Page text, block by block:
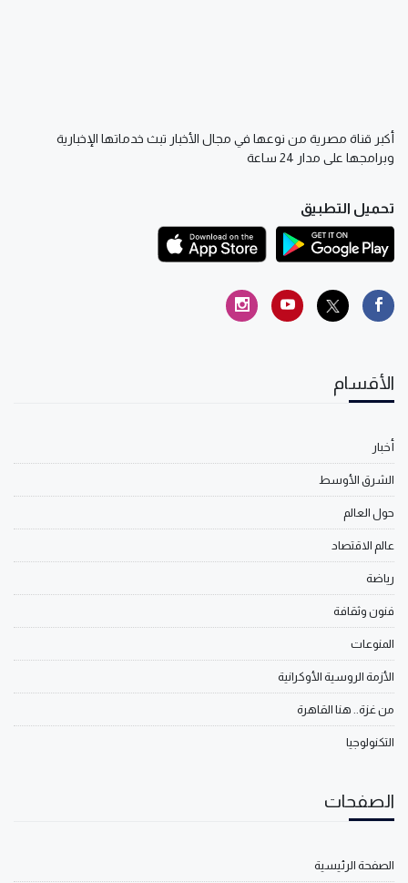
أكبر قناة مصرية من نوعها في مجال الأخبار تبث خدماتها الإخبارية
وبرامجها على مدار 24 ساعة
تحميل التطبيق
الأقسام
أخبار
الشرق الأوسط
حول العالم
عالم الاقتصاد
رياضة
فنون وثقافة
المنوعات
الأزمة الروسية الأوكرانية
من غزة.. هنا القاهرة
التكنولوجيا
الصفحات
الصفحة الرئيسية